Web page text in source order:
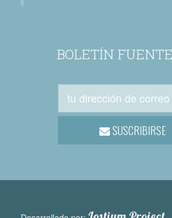
BOLETÍN
SUSCRIBIRSE